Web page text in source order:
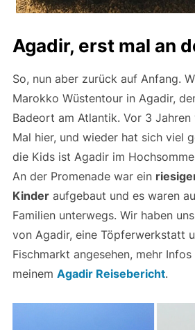
Agadir, erst mal an
So, nun aber zurück auf Anfang.
Marokko Wüstentour in Agadir,
Badeort am Atlantik. Vor 3
Mal hier, und wieder hat sich viel
die Kids ist Agadir im
An der Promenade war ein
Kinderaufgebaut und es waren
Familien unterwegs. Wir haben
von Agadir, eine Töpferwerkstatt
Fischmarkt angesehen, mehr
meinem Agadir Reisebericht.